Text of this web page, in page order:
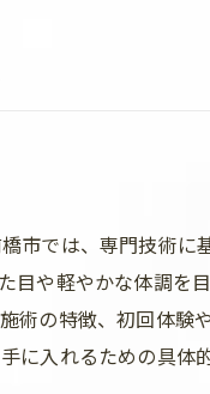
市では、専門技術に
や軽やかな体調を
術の特徴、初回体験
入れるための具体